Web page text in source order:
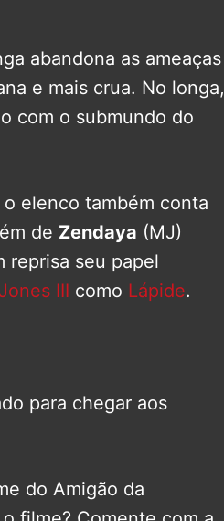
abandona as ameaças
e mais crua. No longa,
com o submundo do
o elenco também conta
de Zendaya (MJ)
reprisa seu papel
III como Lápide.
para chegar aos
do Amigão da